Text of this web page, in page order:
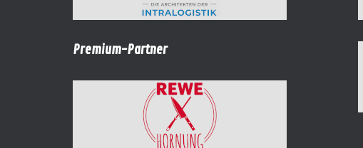
Premium-Partner